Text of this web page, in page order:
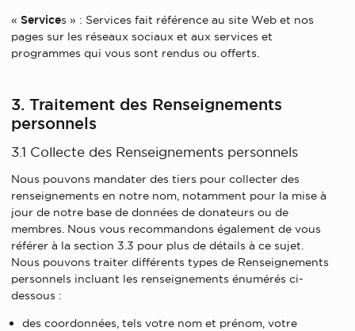
« Services » : Services fait référence au site Web et nos
pages sur les réseaux sociaux et aux services et
programmes qui vous sont rendus ou offerts.
3. Traitement des Renseignements
personnels
3.1 Collecte des Renseignements personnels
Nous pouvons mandater des tiers pour collecter des
renseignements en notre nom, notamment pour la mise à
jour de notre base de données de donateurs ou de
membres. Nous vous recommandons également de vous
référer à la section 3.3 pour plus de détails à ce sujet.
Nous pouvons traiter différents types de Renseignements
personnels incluant les renseignements énumérés ci-
dessous :
des coordonnées, tels votre nom et prénom, votre